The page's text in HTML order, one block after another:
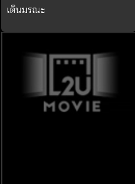
เดินมรณะ